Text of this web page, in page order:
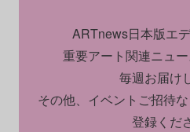
ARTnews日本版エ
重要アート関連ニュ
毎週お届け
その他、イベントご招待
登録くだ